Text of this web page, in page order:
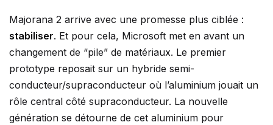
Majorana 2 arrive avec une promesse plus ciblée :
stabiliser. Et pour cela, Microsoft met en avant un
changement de “pile” de matériaux. Le premier
prototype reposait sur un hybride semi-
conducteur/supraconducteur où l’aluminium jouait un
rôle central côté supraconducteur. La nouvelle
génération se détourne de cet aluminium pour